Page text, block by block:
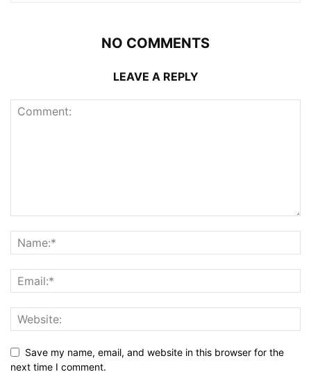
NO COMMENTS
LEAVE A REPLY
Save my name, email, and website in this browser for the
next time I comment.